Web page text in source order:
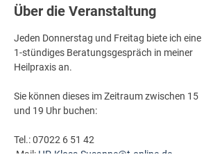
Über die Veranstaltung
Jeden Donnerstag und Freitag biete ich eine
1-stündiges Beratungsgespräch in meiner
Heilpraxis an.
Sie können dieses im Zeitraum zwischen 15
und 19 Uhr buchen:
Tel.: 07022 6 51 42
Mail: HP-Kloss-Susanne@t-online.de